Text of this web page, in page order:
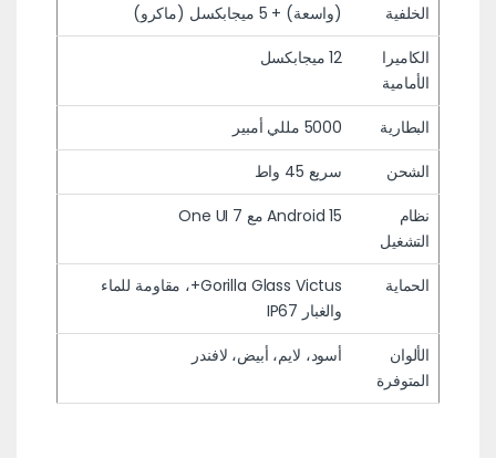
الخلفية
(واسعة) + 5 ميجابكسل (ماكرو)
الكاميرا
الأمامية
12 ميجابكسل
البطارية
5000 مللي أمبير
الشحن
سريع 45 واط
نظام
التشغيل
Android 15 مع One UI 7
الحماية
Gorilla Glass Victus+، مقاومة للماء
والغبار IP67
الألوان
المتوفرة
أسود، لايم، أبيض، لافندر